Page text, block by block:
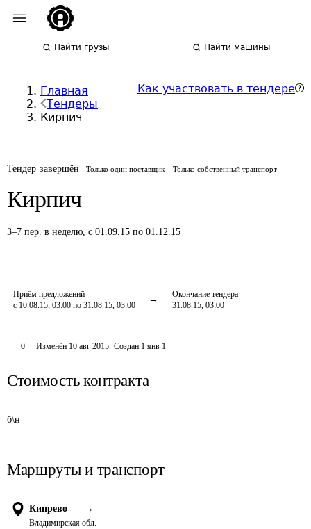
Найти грузы Найти машины
Главная
Тендеры
Кирпич
Как участвовать в тендере
Тендер завершён Только один поставщик Только собственный транспорт
Кирпич
3–7 пер. в неделю, с 01.09.15 по 01.12.15
Приём предложений
с 10.08.15, 03:00 по 31.08.15, 03:00
Окончание тендера
31.08.15, 03:00
0 Изменён 10 авг 2015. Создан 1 янв 1
Стоимость контракта
б\н
Маршруты и транспорт
Кипрево →
Владимирская обл.